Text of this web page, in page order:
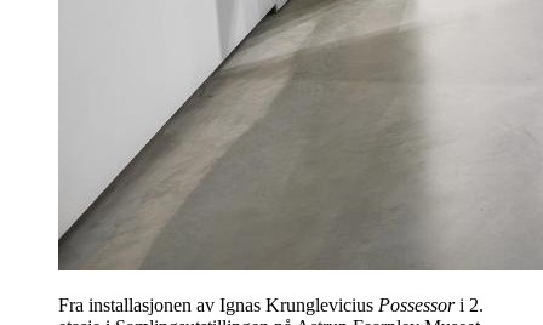
Fra installasjonen av Ignas Krunglevicius Possessori 2.